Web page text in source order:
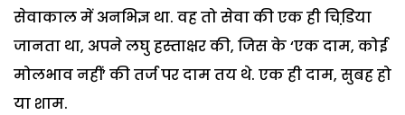
सेवाकाल में अनभिज्ञ था. वह तो सेवा की एक ही चिडि़या
जानता था, अपने लघु हस्ताक्षर की, जिस के ‘एक दाम, कोई
मोलभाव नहीं’ की तर्ज पर दाम तय थे. एक ही दाम, सुबह हो
या शाम.